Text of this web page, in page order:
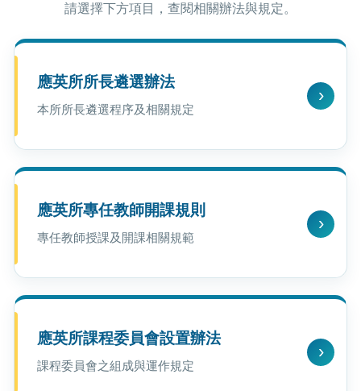
請選擇下方項目，查閱相關辦法與規定。
應英所所長遴選辦法
本所所長遴選程序及相關規定
應英所專任教師開課規則
專任教師授課及開課相關規範
應英所課程委員會設置辦法
課程委員會之組成與運作規定